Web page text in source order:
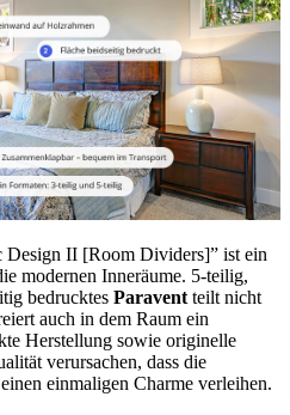
Design II [Room Dividers]” ist ein
modernen Inneräume. 5-teilig,
bedrucktes Paravent teilt nicht
auch in dem Raum ein
Herstellung sowie originelle
verursachen, dass die
einmaligen Charme verleihen.